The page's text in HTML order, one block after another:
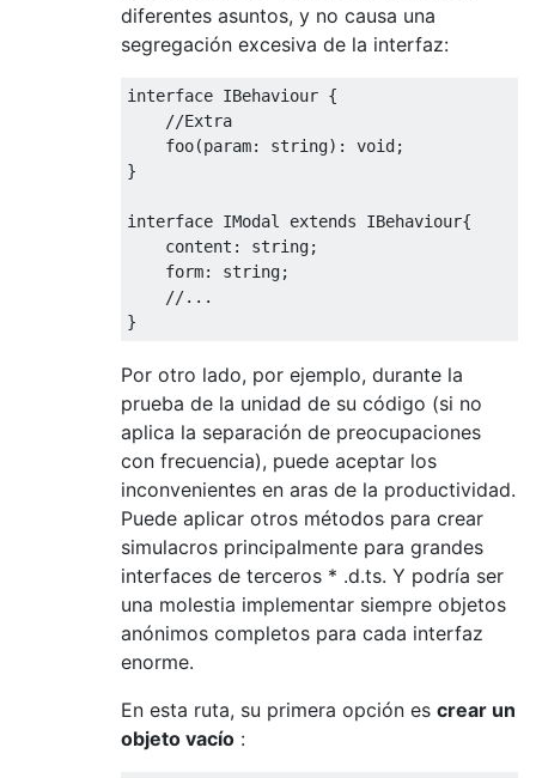
diferentes asuntos, y no causa una
segregación excesiva de la interfaz:
interface IBehaviour {
//Extra
    foo
(param: string): void;
}
interface IModal extends IBehaviour{
    content
: string;
    form
: string;
//...
}
Por otro lado, por ejemplo, durante la
prueba de la unidad de su código (si no
aplica la separación de preocupaciones
con frecuencia), puede aceptar los
inconvenientes en aras de la productividad.
Puede aplicar otros métodos para crear
simulacros principalmente para grandes
interfaces de terceros * .d.ts. Y podría ser
una molestia implementar siempre objetos
anónimos completos para cada interfaz
enorme.
En esta ruta, su primera opción es crear un
objeto vacío :